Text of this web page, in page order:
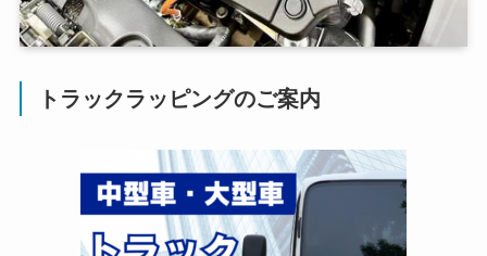
トラックラッピングのご案内